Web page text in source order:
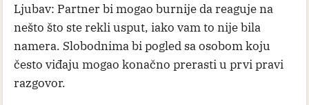
Ljubav: Partner bi mogao burnije da reaguje na
nešto što ste rekli usput, iako vam to nije bila
namera. Slobodnima bi pogled sa osobom koju
često viđaju mogao konačno prerasti u prvi pravi
razgovor.